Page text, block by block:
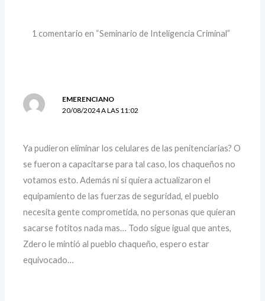
1 comentario en “Seminario de Inteligencia Criminal”
EMERENCIANO
20/08/2024 A LAS 11:02
Ya pudieron eliminar los celulares de las penitenciarias? O
se fueron a capacitarse para tal caso, los chaqueños no
votamos esto. Además ni si quiera actualizaron el
equipamiento de las fuerzas de seguridad, el pueblo
necesita gente comprometida, no personas que quieran
sacarse fotitos nada mas… Todo sigue igual que antes,
Zdero le mintió al pueblo chaqueño, espero estar
equivocado…